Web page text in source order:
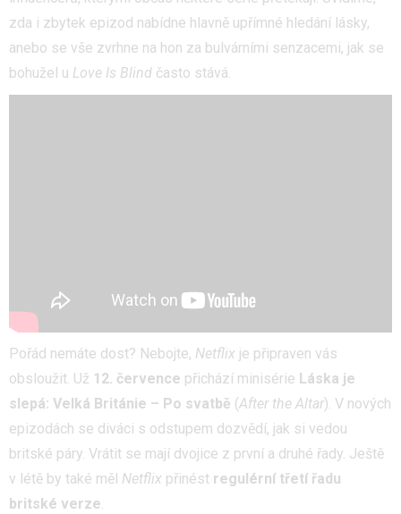
zda i zbytek epizod nabídne hlavně upřímné hledání lásky,
anebo se vše zvrhne na hon za bulvárními senzacemi, jak se
bohužel u Love Is Blind často stává.
Pořád nemáte dost? Nebojte, Netflix je připraven vás
obsloužit. Už 12. července přichází minisérie Láska je
slepá: Velká Británie – Po svatbě (After the Altar). V nových
epizodách se diváci s odstupem dozvědí, jak si vedou
britské páry. Vrátit se mají dvojice z první a druhé řady. Ještě
v létě by také měl Netflix přinést regulérní třetí řadu
britské verze.